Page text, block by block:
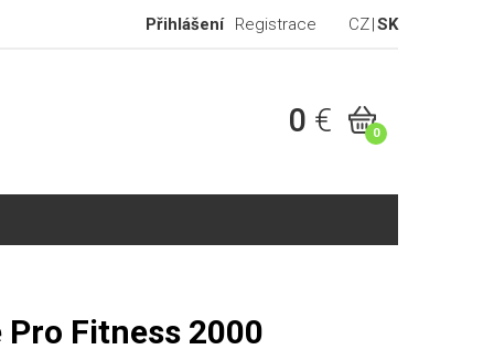
Přihlášení Registrace CZ SK
0 € 0
Fitness 2000